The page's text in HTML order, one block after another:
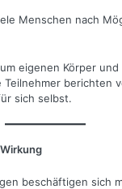
Menschen nach
eigenen Körper
berichten
sich selbst.
beschäftigen sich